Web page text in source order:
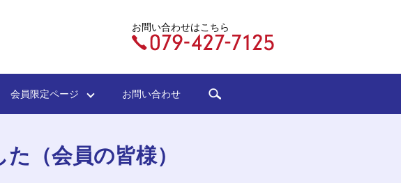
お問い合わせはこちら
会員限定ページ お問い合わせ
（会員の皆様）